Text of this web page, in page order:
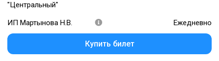
"Центральный"
ИП Мартынова Н.В. Ежедневно
Купить билет